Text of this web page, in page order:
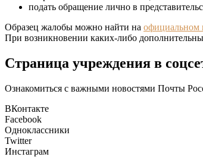
подать обращение лично в
Образец жалобы можно найти на официальном
При возникновении каких-либо
Страница учреждения в
Ознакомиться с важными новостями Почты
ВКонтакте
Facebook
Одноклассники
Twitter
Инстаграм